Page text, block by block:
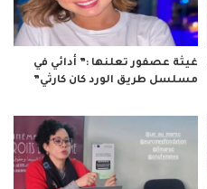
غيثة عصفور تعلنها :” أدائي في
مسلسل طريق الورد كان كارثي”